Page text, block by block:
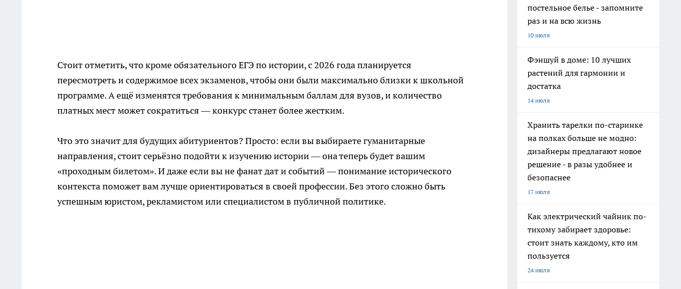
Стоит отметить, что кроме обязательного ЕГЭ по истории, с 2026 года планируется
пересмотреть и содержимое всех экзаменов, чтобы они были максимально близки к школьной
программе. А ещё изменятся требования к минимальным баллам для вузов, и количество
платных мест может сократиться — конкурс станет более жестким.
Что это значит для будущих абитуриентов? Просто: если вы выбираете гуманитарные
направления, стоит серьёзно подойти к изучению истории — она теперь будет вашим
«проходным билетом». И даже если вы не фанат дат и событий — понимание исторического
контекста поможет вам лучше ориентироваться в своей профессии. Без этого сложно быть
успешным юристом, рекламистом или специалистом в публичной политике.
постельное белье - запомните
раз и на всю жизнь
10 июля
Фэншуй в доме: 10 лучших
растений для гармонии и
достатка
14 июля
Хранить тарелки по-старинке
на полках больше не модно:
дизайнеры предлагают новое
решение - в разы удобнее и
безопаснее
17 июля
Как электрический чайник по-
тихому забирает здоровье:
стоит знать каждому, кто им
пользуется
24 июля